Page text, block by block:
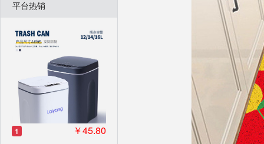
平台热销
1 ￥45.80